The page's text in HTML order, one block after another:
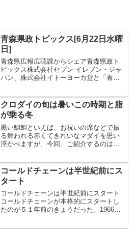
青森県政トピックス[6月22日水曜
日]
青森県広報広聴課からシェア青森県政ト
ピックス株式会社セブン-イレブン・ジャ
パン、株式会社イトーヨーカ堂と「青森
イレブン及びイトーヨーカ堂の各店舗の
営業時や宅配サービス...
クロダイの旬は暑いこの時期と脂
が乗る冬
黒い鯛鯛といえば、お祝いの席などで振
る舞われる赤くてきれいなマダイを思い
浮かべますが、今回、ご紹介するのは黒
わった魚で、年齢によって性別が変わ
り、2歳から3歳の時はオス...
コールドチェーンは半世紀前にス
タート
コールドチェーンは半世紀前にスタート
コールドチェーンが本格的にスタートし
たのが５１年前のきょうだった。1966年